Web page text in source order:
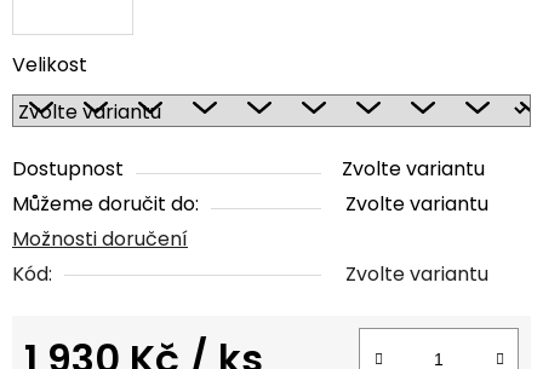
Velikost
Dostupnost
Zvolte variantu
Můžeme doručit do:
Zvolte variantu
Možnosti doručení
Kód:
Zvolte variantu